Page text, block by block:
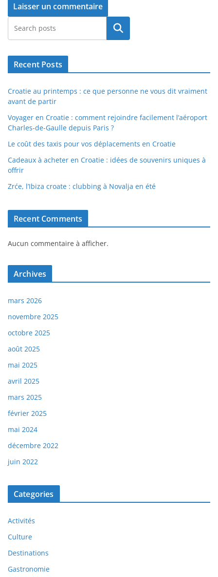
Rechercher
Recent Posts
Croatie au printemps : ce que personne ne vous dit vraiment
avant de partir
Voyager en Croatie : comment rejoindre facilement l’aéroport
Charles-de-Gaulle depuis Paris ?
Le coût des taxis pour vos déplacements en Croatie
Cadeaux à acheter en Croatie : idées de souvenirs uniques à
offrir
Zrće, l’Ibiza croate : clubbing à Novalja en été
Recent Comments
Aucun commentaire à afficher.
Archives
mars 2026
novembre 2025
octobre 2025
août 2025
mai 2025
avril 2025
mars 2025
février 2025
mai 2024
décembre 2022
juin 2022
Categories
Activités
Culture
Destinations
Gastronomie